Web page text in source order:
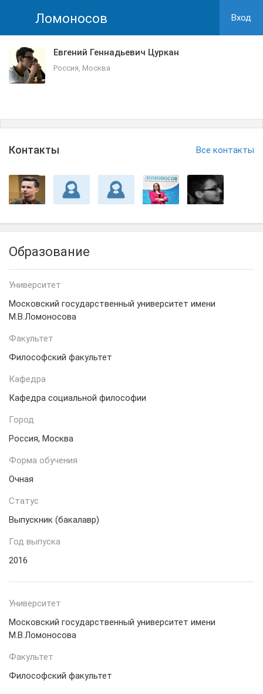
Ломоносов Вход
Евгений Геннадьевич Цуркан
Россия, Москва
Контакты Все контакты
Образование
Университет
Московский государственный университет имени
М.В.Ломоносова
Факультет
Философский факультет
Кафедра
Кафедра социальной философии
Город
Россия, Москва
Форма обучения
Очная
Статус
Выпускник (бакалавр)
Год выпуска
2016
Университет
Московский государственный университет имени
М.В.Ломоносова
Факультет
Философский факультет